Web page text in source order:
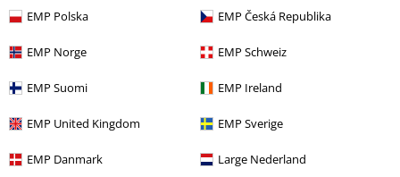
EMP Polska EMP Česká Republika
EMP Norge EMP Schweiz
EMP Suomi EMP Ireland
EMP United Kingdom EMP Sverige
EMP Danmark Large Nederland